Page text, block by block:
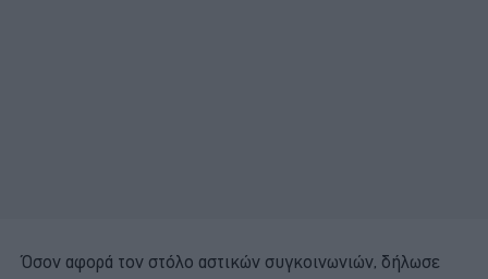
Όσον αφορά τον στόλο αστικών συγκοινωνιών, δήλωσε